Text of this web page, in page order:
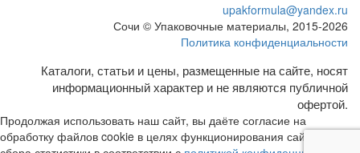
upakformula@yandex.ru
Сочи © Упаковочные материалы, 2015-2026
Политика конфиденциальности
Каталоги, статьи и цены, размещенные на сайте, носят
информационный характер и не являются публичной
офертой.
Продолжая использовать наш сайт, вы даёте согласие на
обработку файлов cookie в целях функционирования сайта и